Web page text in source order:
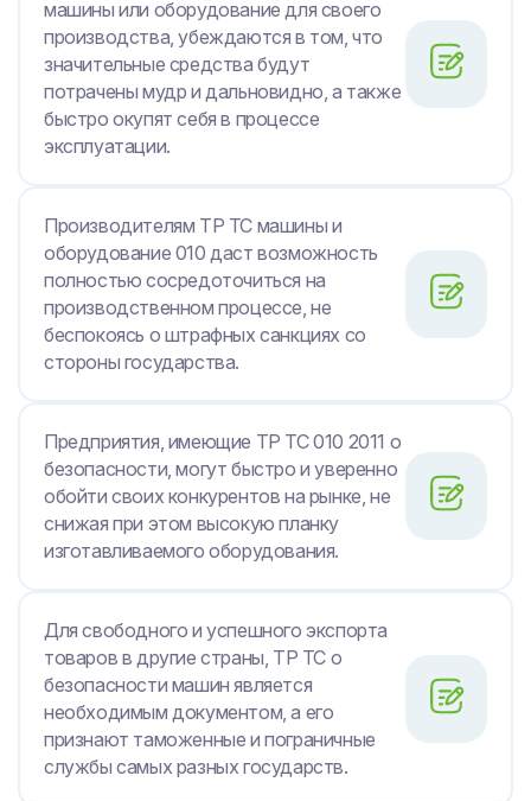
машины или оборудование для своего
производства, убеждаются в том, что
значительные средства будут
потрачены мудр и дальновидно, а также
быстро окупят себя в процессе
эксплуатации.
Производителям ТР ТС машины и
оборудование 010 даст возможность
полностью сосредоточиться на
производственном процессе, не
беспокоясь о штрафных санкциях со
стороны государства.
Предприятия, имеющие ТР ТС 010 2011 о
безопасности, могут быстро и уверенно
обойти своих конкурентов на рынке, не
снижая при этом высокую планку
изготавливаемого оборудования.
Для свободного и успешного экспорта
товаров в другие страны, ТР ТС о
безопасности машин является
необходимым документом, а его
признают таможенные и пограничные
службы самых разных государств.